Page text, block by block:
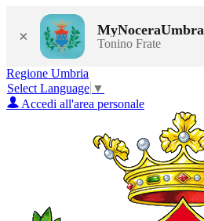
× MyNoceraUmbra
Tonino Frate
Regione Umbria
Select Language ▼
Accedi all'area personale